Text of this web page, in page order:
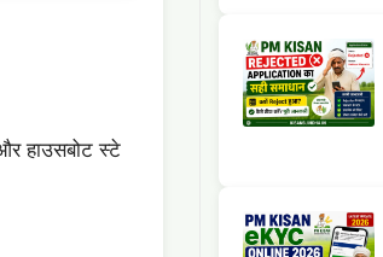
हाउसबोट स्टे